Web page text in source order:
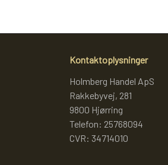
Kontaktoplysninger
Holmberg Handel ApS
Rakkebyvej, 281
9800 Hjørring
Telefon: 25768094
CVR: 34714010